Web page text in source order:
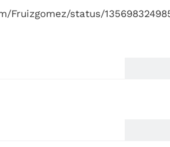
Fruizgomez/status/